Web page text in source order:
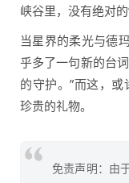
峡谷里，没有绝对的
当星界的柔光与德
乎多了一句新的台
的守护。”而这，
珍贵的礼物。
免责声明：由